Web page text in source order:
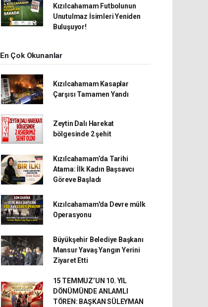
Kızılcahamam Futbolunun
Unutulmaz İsimleri Yeniden
Buluşuyor!
En Çok Okunanlar
Kızılcahamam Kasaplar
Çarşısı Tamamen Yandı
Zeytin Dalı Harekat
bölgesinde 2 şehit
Kızılcahamam’da Tarihi
Atama: İlk Kadın Başsavcı
Göreve Başladı
Kızılcahamam'da Devre mülk
Operasyonu
Büyükşehir Belediye Başkanı
Mansur Yavaş Yangın Yerini
Ziyaret Etti
15 TEMMUZ’UN 10. YIL
DÖNÜMÜNDE ANLAMLI
TÖREN: BAŞKAN SÜLEYMAN